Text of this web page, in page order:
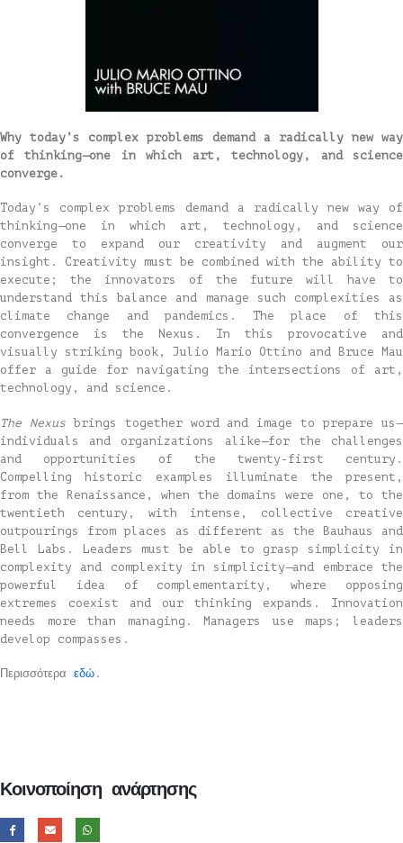
Why today’s complex problems demand a radically new way
of thinking—one in which art, technology, and science
converge.
Today’s complex problems demand a radically new way of
thinking—one in which art, technology, and science
converge to expand our creativity and augment our
insight. Creativity must be combined with the ability to
execute; the innovators of the future will have to
understand this balance and manage such complexities as
climate change and pandemics. The place of this
convergence is the Nexus. In this provocative and
visually striking book, Julio Mario Ottino and Bruce Mau
offer a guide for navigating the intersections of art,
technology, and science.
The Nexusbrings together word and image to prepare us—
individuals and organizations alike—for the challenges
and opportunities of the twenty-first century.
Compelling historic examples illuminate the present,
from the Renaissance, when the domains were one, to the
twentieth century, with intense, collective creative
outpourings from places as different as the Bauhaus and
Bell Labs. Leaders must be able to grasp simplicity in
complexity and complexity in simplicity—and embrace the
powerful idea of complementarity, where opposing
extremes coexist and our thinking expands. Innovation
needs more than managing. Managers use maps; leaders
develop compasses.
Περισσότερα εδώ .
Κοινοποίηση ανάρτησης